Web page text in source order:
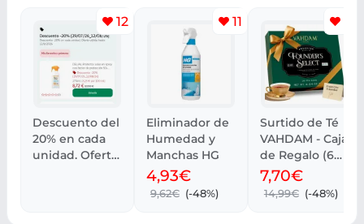
12
Descuento del
20% en cada
unidad. Oferta
11
Eliminador de
Humedad y
Manchas HG
4,93€
9,62€ (-48%)
Surtido de Té
VAHDAM - Caja
de Regalo (6
Sabores, 36
Bolsas)
7,70€
14,99€ (-48%)